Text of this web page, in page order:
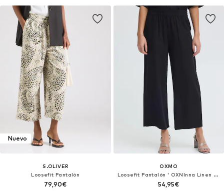
Nuevo
S.OLIVER
Loosefit Pantalón
79,90€
OXMO
Loosefit Pantalón ' OXNInna Linen Mix '
54,95€